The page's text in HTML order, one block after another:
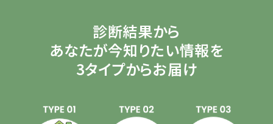
診断結果から
あなたが今知りたい情報を
3タイプからお届け